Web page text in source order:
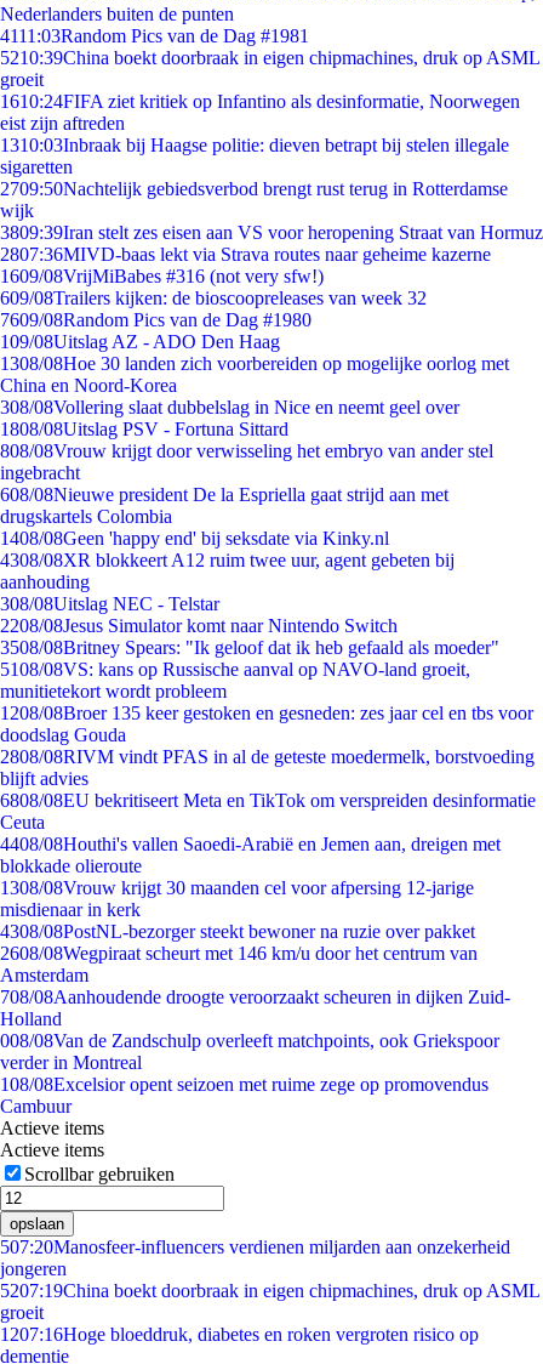
Nederlanders buiten de punten
4111:03Random Pics van de Dag #1981
5210:39China boekt doorbraak in eigen chipmachines, druk op ASML
groeit
1610:24FIFA ziet kritiek op Infantino als desinformatie, Noorwegen
eist zijn aftreden
1310:03Inbraak bij Haagse politie: dieven betrapt bij stelen illegale
sigaretten
2709:50Nachtelijk gebiedsverbod brengt rust terug in Rotterdamse
wijk
3809:39Iran stelt zes eisen aan VS voor heropening Straat van Hormuz
2807:36MIVD-baas lekt via Strava routes naar geheime kazerne
1609/08VrijMiBabes #316 (not very sfw!)
609/08Trailers kijken: de bioscoopreleases van week 32
7609/08Random Pics van de Dag #1980
109/08Uitslag AZ - ADO Den Haag
1308/08Hoe 30 landen zich voorbereiden op mogelijke oorlog met
China en Noord-Korea
308/08Vollering slaat dubbelslag in Nice en neemt geel over
1808/08Uitslag PSV - Fortuna Sittard
808/08Vrouw krijgt door verwisseling het embryo van ander stel
ingebracht
608/08Nieuwe president De la Espriella gaat strijd aan met
drugskartels Colombia
1408/08Geen 'happy end' bij seksdate via Kinky.nl
4308/08XR blokkeert A12 ruim twee uur, agent gebeten bij
aanhouding
308/08Uitslag NEC - Telstar
2208/08Jesus Simulator komt naar Nintendo Switch
3508/08Britney Spears: "Ik geloof dat ik heb gefaald als moeder"
5108/08VS: kans op Russische aanval op NAVO-land groeit,
munitietekort wordt probleem
1208/08Broer 135 keer gestoken en gesneden: zes jaar cel en tbs voor
doodslag Gouda
2808/08RIVM vindt PFAS in al de geteste moedermelk, borstvoeding
blijft advies
6808/08EU bekritiseert Meta en TikTok om verspreiden desinformatie
Ceuta
4408/08Houthi's vallen Saoedi-Arabië en Jemen aan, dreigen met
blokkade olieroute
1308/08Vrouw krijgt 30 maanden cel voor afpersing 12-jarige
misdienaar in kerk
4308/08PostNL-bezorger steekt bewoner na ruzie over pakket
2608/08Wegpiraat scheurt met 146 km/u door het centrum van
Amsterdam
708/08Aanhoudende droogte veroorzaakt scheuren in dijken Zuid-
Holland
008/08Van de Zandschulp overleeft matchpoints, ook Griekspoor
verder in Montreal
108/08Excelsior opent seizoen met ruime zege op promovendus
Cambuur
Actieve items
Actieve items
Scrollbar gebruiken
opslaan
507:20Manosfeer-influencers verdienen miljarden aan onzekerheid
jongeren
5207:19China boekt doorbraak in eigen chipmachines, druk op ASML
groeit
1207:16Hoge bloeddruk, diabetes en roken vergroten risico op
dementie